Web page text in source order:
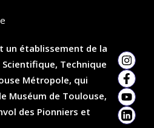
un établissement de la
Technique
Métropole, qui
Muséum de Toulouse,
des Pionniers et